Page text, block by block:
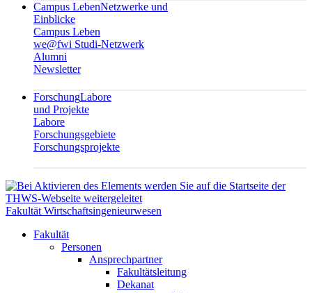
Campus LebenNetzwerke und
Einblicke
Campus Leben
we@fwi Studi-Netzwerk
Alumni
Newsletter
ForschungLabore
und Projekte
Labore
Forschungsgebiete
Forschungsprojekte
Fakultät Wirtschaftsingenieurwesen
Fakultät
Personen
Ansprechpartner
Fakultätsleitung
Dekanat